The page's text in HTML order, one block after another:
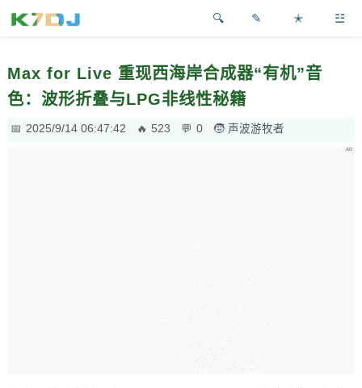
✎ ✭ ☳
Max for Live 重现西海岸合成器“有机”音
色：波形折叠与LPG非线性秘籍
2025/9/14 06:47:42 523 0 声波游牧者